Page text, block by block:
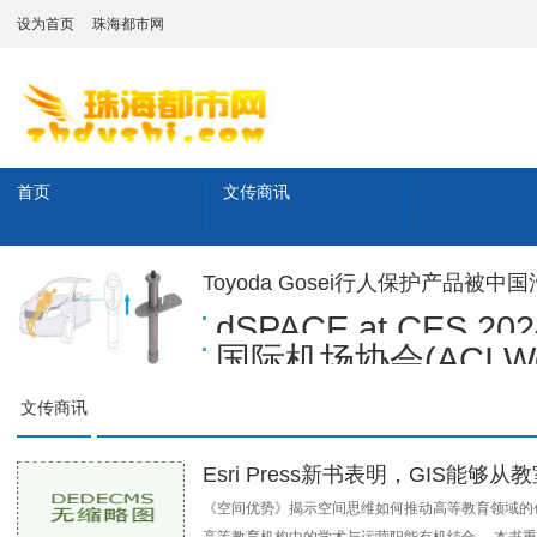
设为首页 珠海都市网
首页 文传商讯
Toyoda Gosei行人保护产品被中国
dSPACE at CES
国际机场协会(ACI
文传商讯
Esri Press新书表明，GIS能够从
《空间优势》揭示空间思维如何推动高等教育领域